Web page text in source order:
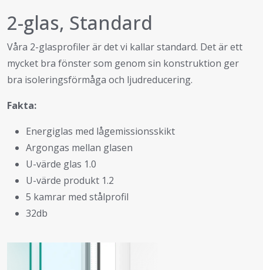
2-glas, Standard
Våra 2-glasprofiler är det vi kallar standard. Det är ett
mycket bra fönster som genom sin konstruktion ger
bra isoleringsförmåga och ljudreducering.
Fakta:
Energiglas med lågemissionsskikt
Argongas mellan glasen
U-värde glas 1.0
U-värde produkt 1.2
5 kamrar med stålprofil
32db